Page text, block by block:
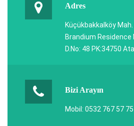
Adres
Küçükbakkalköy Mah.
Brandium Residence
D.No: 48 PK:34750
Bizi Arayın
Mobil: 0532 767 57 75